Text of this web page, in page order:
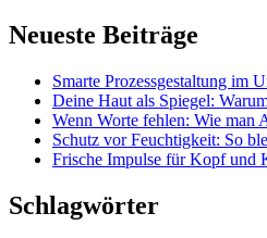
Neueste Beiträge
Smarte Prozessgestaltung im
Deine Haut als Spiegel:
Wenn Worte fehlen: Wie man
Schutz vor Feuchtigkeit: So
Frische Impulse für Kopf und
Schlagwörter